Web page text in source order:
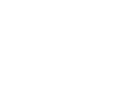
17.00 Uhr
7260 Davos Dorf